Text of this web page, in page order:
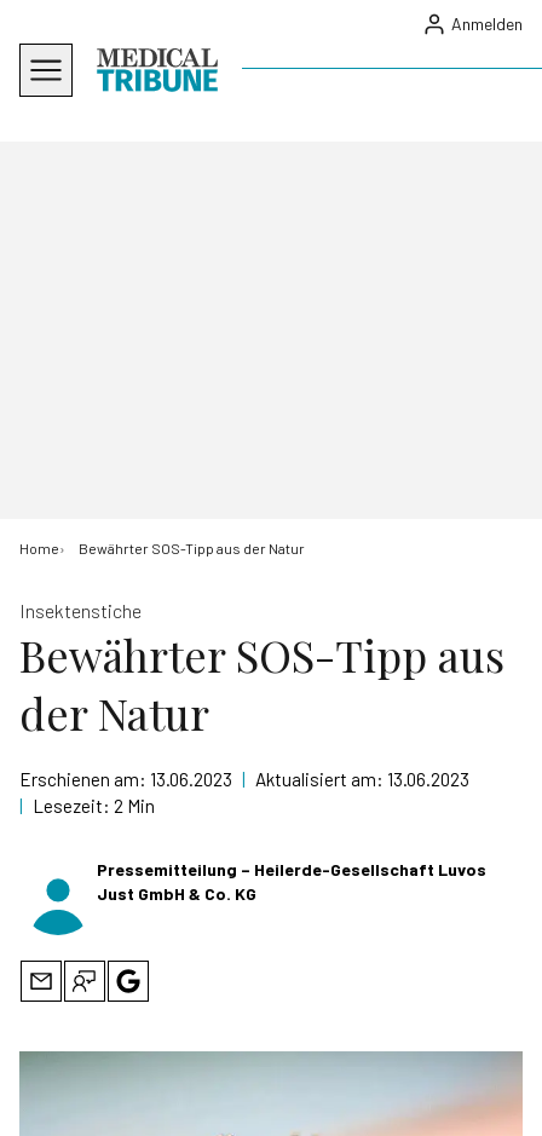
Anmelden
Home Bewährter SOS-Tipp aus der Natur
Insektenstiche
Bewährter SOS-Tipp aus
der Natur
Erschienen am: 13.06.2023 | Aktualisiert am: 13.06.2023
| Lesezeit: 2 Min
Pressemitteilung – Heilerde-Gesellschaft Luvos
Just GmbH & Co. KG